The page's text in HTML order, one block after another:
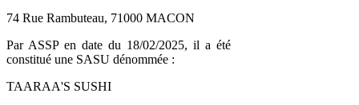
74 Rue Rambuteau, 71000 MACON
Par ASSP en date du 18/02/2025, il a été
constitué une SASU dénommée :
TAARAA'S SUSHI